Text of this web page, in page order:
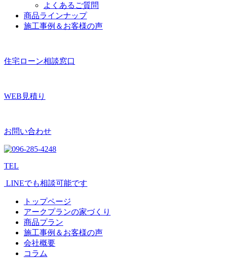
よくあるご質問
商品ラインナップ
施工事例＆お客様の声
住宅ローン相談窓口
WEB見積り
お問い合わせ
TEL
LINEでも相談可能です
トップページ
アークプランの家づくり
商品プラン
施工事例＆お客様の声
会社概要
コラム